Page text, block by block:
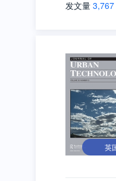
发文量 3,767
英